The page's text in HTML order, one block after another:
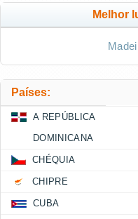
Melhor
Países:
A REPÚBLICA
DOMINICANA
CHÉQUIA
CHIPRE
CUBA